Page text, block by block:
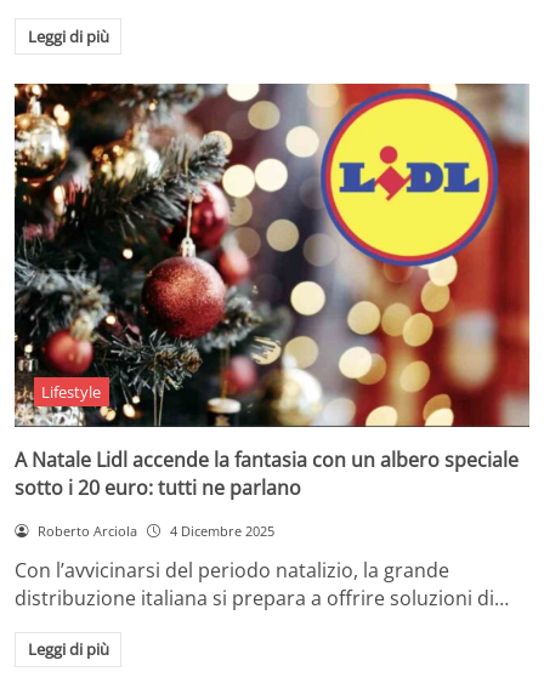
Leggi di più
Lifestyle
A Natale Lidl accende la fantasia con un albero speciale
sotto i 20 euro: tutti ne parlano
Roberto Arciola 4 Dicembre 2025
Con l’avvicinarsi del periodo natalizio, la grande
distribuzione italiana si prepara a offrire soluzioni di…
Leggi di più